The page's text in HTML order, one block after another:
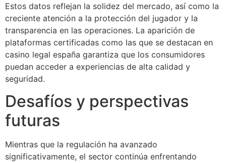
Estos datos reflejan la solidez del mercado, así como la
creciente atención a la protección del jugador y la
transparencia en las operaciones. La aparición de
plataformas certificadas como las que se destacan en
casino legal españa garantiza que los consumidores
puedan acceder a experiencias de alta calidad y
seguridad.
Desafíos y perspectivas
futuras
Mientras que la regulación ha avanzado
significativamente, el sector continúa enfrentando